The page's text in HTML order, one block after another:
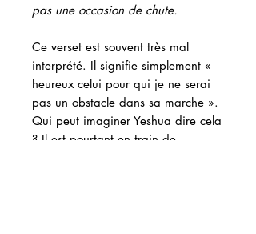
pas une occasion de chute.
Ce verset est souvent très mal
interprété. Il signifie simplement «
heureux celui pour qui je ne serai
pas un obstacle dans sa marche ».
Qui peut imaginer Yeshua dire cela
? Il est pourtant en train de